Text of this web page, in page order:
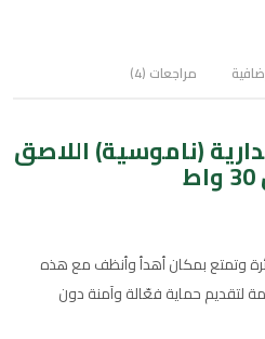
مراجعات (4)
(ناموسية) اللاصق
وتمتع بمكان أهدأ وأنظف مع هذه
لتقديم حماية فعّالة وآمنة دون